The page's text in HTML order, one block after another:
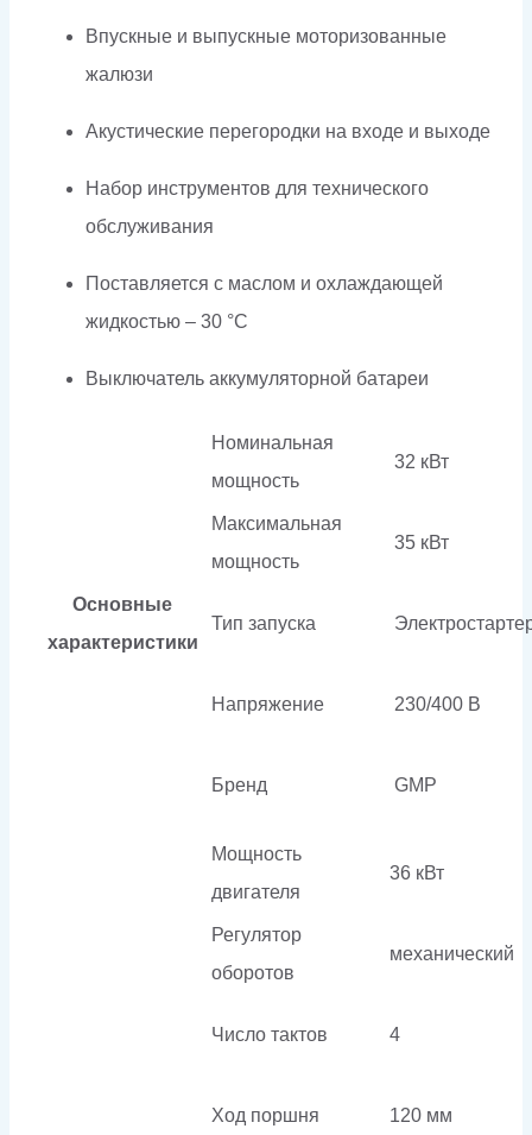
Впускные и выпускные моторизованные
жалюзи
Акустические перегородки на входе и выходе
Набор инструментов для технического
обслуживания
Поставляется с маслом и охлаждающей
жидкостью – 30 °C
Выключатель аккумуляторной батареи
Основные
характеристики
Номинальная
мощность
32 кВт
Максимальная
мощность
35 кВт
Тип запуска
Напряжение 230/400 В
Бренд GMP
Мощность
двигателя
36 кВт
Регулятор
оборотов
механический
Число тактов 4
Ход поршня 120 мм